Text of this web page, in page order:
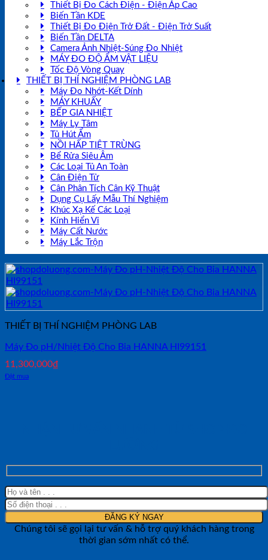
Thiết Bị Đo Cách Điện - Điện Áp Cao
Biến Tần KDE
Thiết Bị Đo Điện Trở Đất - Điện Trở Suất
Biến Tần DELTA
Camera Ảnh Nhiệt-Súng Đo Nhiệt
MÁY ĐO ĐỘ ẨM VẬT LIỆU
Tốc Độ Vòng Quay
THIẾT BỊ THÍ NGHIỆM PHÒNG LAB
Máy Đo Nhớt-Kết Dính
MÁY KHUẤY
BẾP GIA NHIỆT
Máy Ly Tâm
Tủ Hút Ẩm
NỒI HẤP TIỆT TRÙNG
Bể Rửa Siêu Âm
Các Loại Tủ An Toàn
Cân Điện Tử
Cân Phân Tích Cân Kỹ Thuật
Dụng Cụ Lấy Mẫu Thí Nghiệm
Khúc Xạ Kế Các Loại
Kính Hiển Vi
Máy Cất Nước
Máy Lắc Trộn
THIẾT BỊ THÍ NGHIỆM PHÒNG LAB
Máy Đo pH/Nhiệt Độ Cho Bia HANNA HI99151
11,300,000₫
Đặt mua
Chúng tôi sẽ gọi lại tư vấn & hỗ trợ quý khách hàng trong
thời gian sớm nhất có thể.